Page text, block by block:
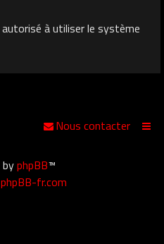
à utiliser le système
Nous contacter
byphpBB™
phpBB-fr.com